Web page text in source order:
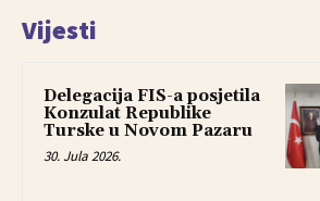
Vijesti
Delegacija FIS-a posjetila
Konzulat Republike
Turske u Novom Pazaru
30. Jula 2026.